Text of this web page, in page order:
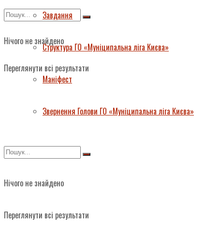
Нічого не знайдено
Переглянути всі результати
Завдання
Структура ГО «Муніципальна ліга Києва»
Маніфест
Звернення Голови ГО «Муніципальна ліга Києва»
Нічого не знайдено
Переглянути всі результати